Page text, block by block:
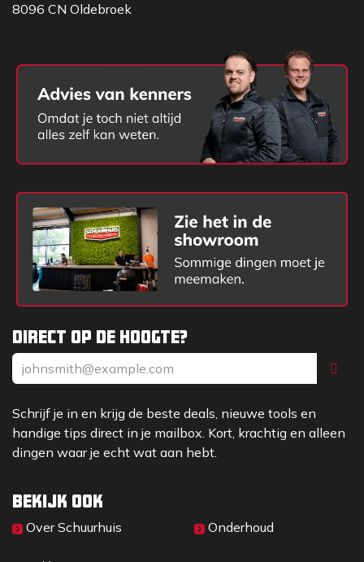
Direct op de hoogte?
Schrijf je in en krijg de beste deals, nieuwe tools en
handige tips direct in je mailbox. Kort, krachtig en alleen
dingen waar je echt wat aan hebt.
Bekijk ook
Over Sc​huurhuis
Onderhoud
8096 CN Oldebroek